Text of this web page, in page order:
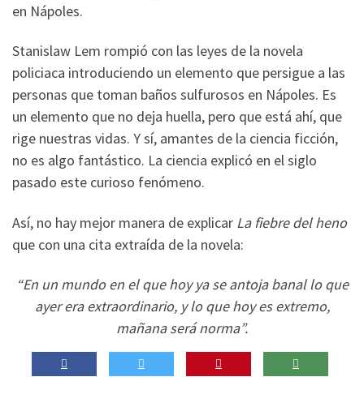
en Nápoles.
Stanislaw Lem rompió con las leyes de la novela
policiaca introduciendo un elemento que persigue a las
personas que toman baños sulfurosos en Nápoles. Es
un elemento que no deja huella, pero que está ahí, que
rige nuestras vidas. Y sí, amantes de la ciencia ficción,
no es algo fantástico. La ciencia explicó en el siglo
pasado este curioso fenómeno.
Así, no hay mejor manera de explicar La fiebre del heno
que con una cita extraída de la novela:
“En un mundo en el que hoy ya se antoja banal lo que
ayer era extraordinario, y lo que hoy es extremo,
mañana será norma”.